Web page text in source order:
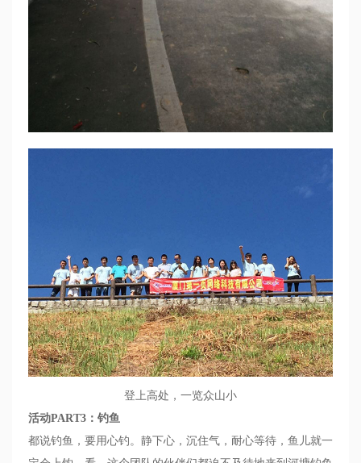
登上高处，一览众山小
活动PART3 ：钓鱼
都说钓鱼，要用心钓。静下心，沉住气，耐心等待，鱼儿就一